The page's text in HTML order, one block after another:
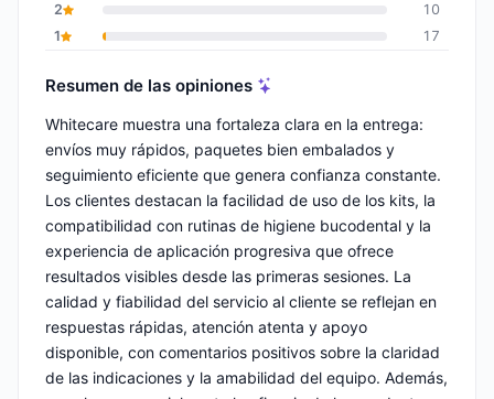
2
10
1
17
Resumen de las opiniones
Whitecare muestra una fortaleza clara en la entrega:
envíos muy rápidos, paquetes bien embalados y
seguimiento eficiente que genera confianza constante.
Los clientes destacan la facilidad de uso de los kits, la
compatibilidad con rutinas de higiene bucodental y la
experiencia de aplicación progresiva que ofrece
resultados visibles desde las primeras sesiones. La
calidad y fiabilidad del servicio al cliente se reflejan en
respuestas rápidas, atención atenta y apoyo
disponible, con comentarios positivos sobre la claridad
de las indicaciones y la amabilidad del equipo. Además,